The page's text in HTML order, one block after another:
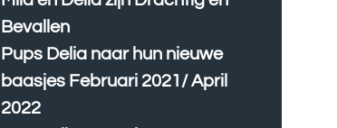
Bevallen
Pups Delia naar hun nieuwe
baasjes Februari 2021/ April
2022